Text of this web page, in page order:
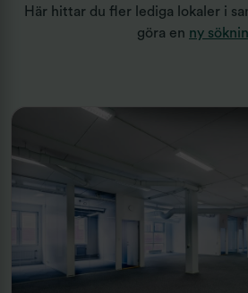
Här hittar du fler lediga lokaler i
göra en ny